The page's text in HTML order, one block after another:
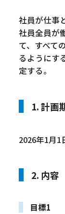
社員が仕事
社員全員が
て、すべて
るようにす
定する。
1. 計画
2026年1月1
2. 内容
目標1